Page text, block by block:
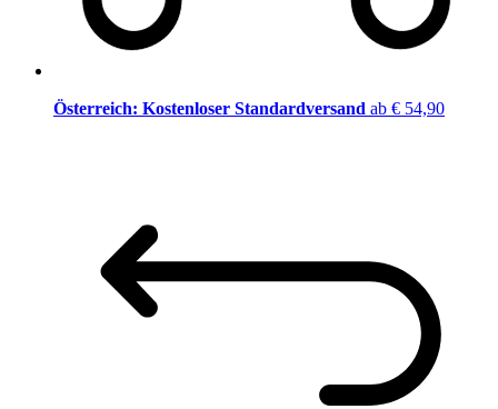
Österreich: Kostenloser Standardversand ab € 54,90